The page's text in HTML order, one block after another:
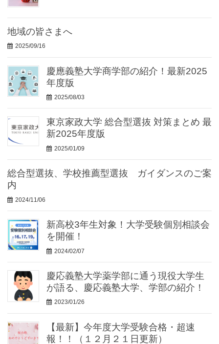
地域の皆さまへ
2025/09/16
慶應義塾大学商学部の紹介！最新2025
年度版
2025/08/03
東京家政大学 総合型選抜 対策まとめ 最
新2025年度版
2025/01/09
総合型選抜、学校推薦型選抜 ガイダンスのご案
内
2024/11/06
新高校3年生対象！大学受験個別相談会
を開催！
2024/02/07
慶応義塾大学薬学部に通う現役大学生
が語る、慶応義塾大学、学部の紹介！
2023/01/26
【最新】今年度大学受験合格・超速
報！！（１２月２１日更新）